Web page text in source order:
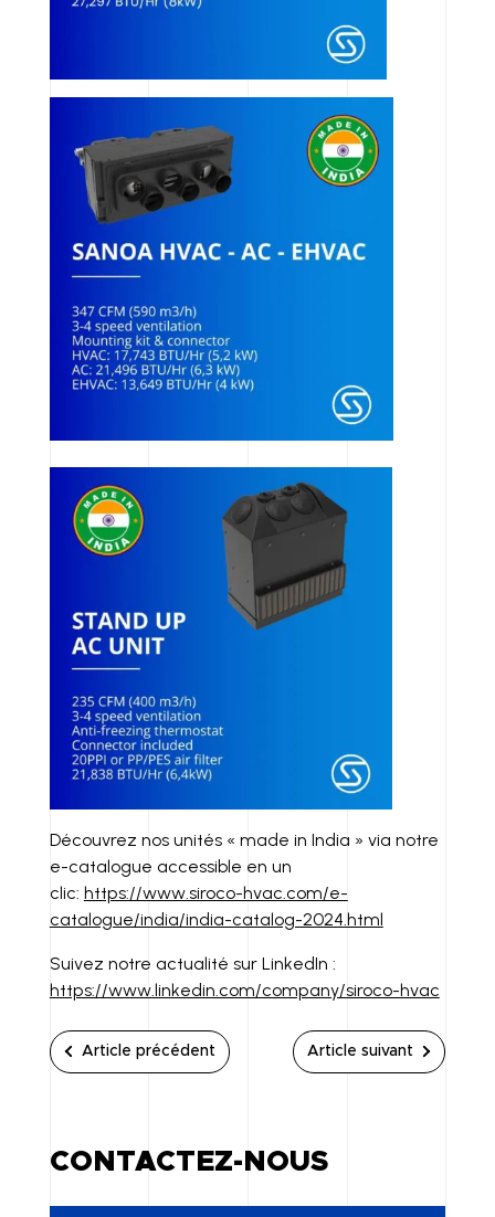
Découvrez nos unités « made in India » via notre
e-catalogue accessible en un
clic: https://www.siroco-hvac.com/e-
catalogue/india/india-catalog-2024.html
Suivez notre actualité sur LinkedIn :
https://www.linkedin.com/company/siroco-hvac
Article précédent Article suivant
CONTACTEZ-NOUS